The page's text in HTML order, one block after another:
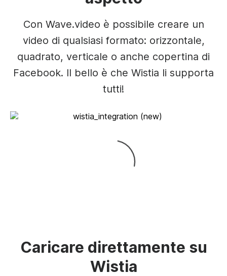
Con Wave.video è possibile creare un
video di qualsiasi formato: orizzontale,
quadrato, verticale o anche copertina di
Facebook. Il bello è che Wistia li supporta
tutti!
Caricare direttamente su
Wistia